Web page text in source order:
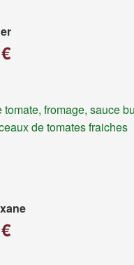
tomate, fromage, sauce
de tomates fraiches